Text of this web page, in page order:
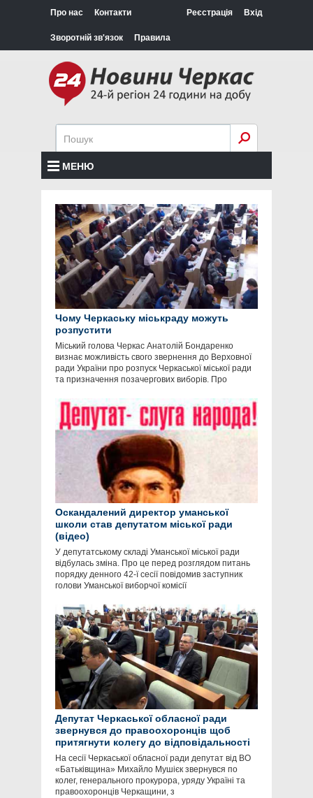
Про нас Контакти
Зворотній зв'язок Правила
Реєстрація Вхід
МЕНЮ
Чому Черкаську міськраду можуть
розпустити
Міський голова Черкас Анатолій Бондаренко
визнає можливість свого звернення до Верховної
ради України про розпуск Черкаської міської ради
та призначення позачергових виборів. Про
Оскандалений директор уманської
школи став депутатом міської ради
(відео)
У депутатському складі Уманської міської ради
відбулась зміна. Про це перед розглядом питань
порядку денного 42-ї сесії повідомив заступник
голови Уманської виборчої комісії
Депутат Черкаської обласної ради
звернувся до правоохоронців щоб
притягнути колегу до відповідальності
На сесії Черкаської обласної ради депутат від ВО
«Батьківщина» Михайло Мушієк звернувся по
колег, генерального прокурора, уряду Україні та
правоохоронців Черкащини, з